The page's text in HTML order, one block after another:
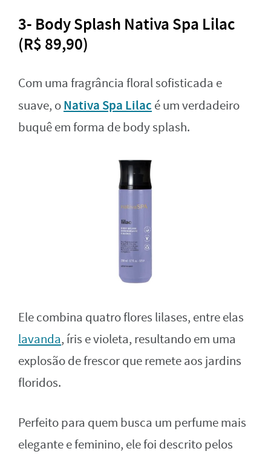
3- Body Splash Nativa Spa Lilac
(R$ 89,90)
Com uma fragrância floral sofisticada e
suave, oNativa Spa Lilac é um verdadeiro
buquê em forma de body splash.
Ele combina quatro flores lilases, entre elas
lavanda, íris e violeta, resultando em uma
explosão de frescor que remete aos jardins
floridos.
Perfeito para quem busca um perfume mais
elegante e feminino, ele foi descrito pelos